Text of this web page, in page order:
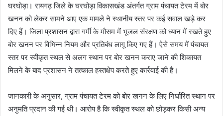
घरघोड़ा। रायगढ़ जिले के घरघोड़ा विकासखंड अंतर्गत ग्राम पंचायत टेरम में बोर
खनन को लेकर सामने आए एक मामले ने स्थानीय स्तर पर कई सवाल खड़े कर
दिए हैं। जिला प्रशासन द्वारा गर्मी के मौसम में भूजल संरक्षण को ध्यान में रखते हुए
बोर खनन पर विभिन्न नियम और प्रतिबंध लागू किए गए हैं। ऐसे समय में पंचायत
स्तर पर स्वीकृत स्थल से अलग स्थान पर बोर खनन कराए जाने की शिकायत
मिलने के बाद प्रशासन ने तत्काल हस्तक्षेप करते हुए कार्रवाई की है।
जानकारी के अनुसार, ग्राम पंचायत टेरम को बोर खनन के लिए निर्धारित स्थान पर
अनुमति प्रदान की गई थी। आरोप है कि स्वीकृत स्थल को छोड़कर किसी अन्य